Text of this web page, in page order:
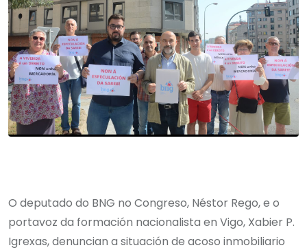
O deputado do BNG no Congreso, Néstor Rego, e o
portavoz da formación nacionalista en Vigo, Xabier P.
Igrexas, denuncian a situación de acoso inmobiliario